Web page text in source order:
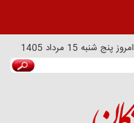
امروز پنج شنبه 15 مرداد 1405